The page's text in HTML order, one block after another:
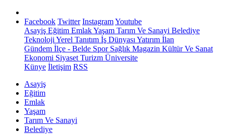
Facebook Twitter InstagramYoutube
Asayiş Eğitim EmlakYaşam Tarım Ve Sanayi Belediye
Teknoloji Yerel Tanıtım İş Dünyası Yatırım İlan
Gündem İlçe - Belde SporSağlık Magazin Kültür Ve Sanat
Ekonomi Siyaset Turizm Üniversite
Künye İletişim RSS
Asayiş
Eğitim
Emlak
Yaşam
Tarım Ve Sanayi
Belediye